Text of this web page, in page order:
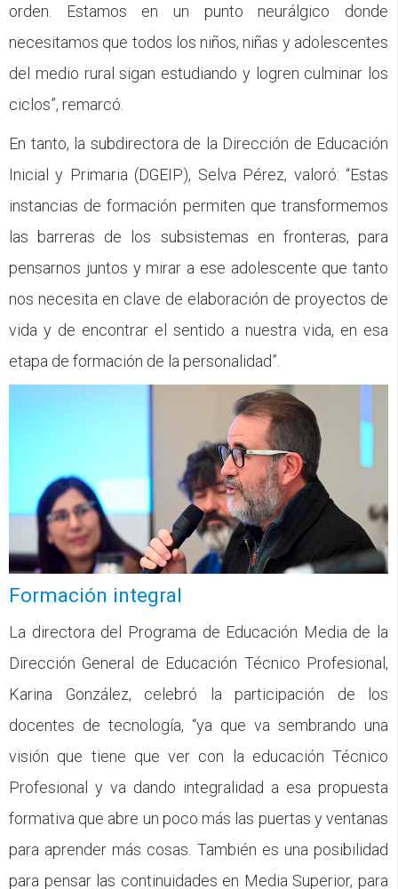
orden. Estamos en un punto neurálgico donde
necesitamos que todos los niños, niñas y adolescentes
del medio rural sigan estudiando y logren culminar los
ciclos”, remarcó.
En tanto, la subdirectora de la Dirección de Educación
Inicial y Primaria (DGEIP), Selva Pérez, valoró: “Estas
instancias de formación permiten que transformemos
las barreras de los subsistemas en fronteras, para
pensarnos juntos y mirar a ese adolescente que tanto
nos necesita en clave de elaboración de proyectos de
vida y de encontrar el sentido a nuestra vida, en esa
etapa de formación de la personalidad”.
Formación integral
La directora del Programa de Educación Media de la
Dirección General de Educación Técnico Profesional,
Karina González, celebró la participación de los
docentes de tecnología, “ya que va sembrando una
visión que tiene que ver con la educación Técnico
Profesional y va dando integralidad a esa propuesta
formativa que abre un poco más las puertas y ventanas
para aprender más cosas. También es una posibilidad
para pensar las continuidades en Media Superior, para